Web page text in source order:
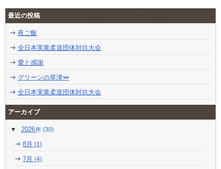
最近の投稿
夜ご飯
全日本実業柔道団体対抗大会
愛と感謝
グリーンの草津🫛
全日本実業柔道団体対抗大会
アーカイブ
2026 (30)
8月 (1)
7月 (4)